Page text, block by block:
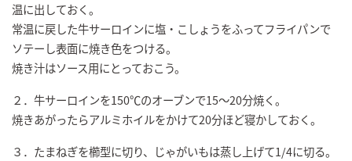
温に出しておく。
常温に戻した牛サーロインに塩・こしょうをふってフライパンで
ソテーし表面に焼き色をつける。
焼き汁はソース用にとっておこう。
２．牛サーロインを150℃のオーブンで15～20分焼く。
焼きあがったらアルミホイルをかけて20分ほど寝かしておく。
３．たまねぎを櫛型に切り、じゃがいもは蒸し上げて1/4に切る。